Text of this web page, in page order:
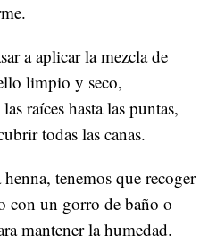
a aplicar la mezcla de
limpio y seco,
raíces hasta las puntas,
todas las canas.
tenemos que recoger
con un gorro de baño o
mantener la humedad.